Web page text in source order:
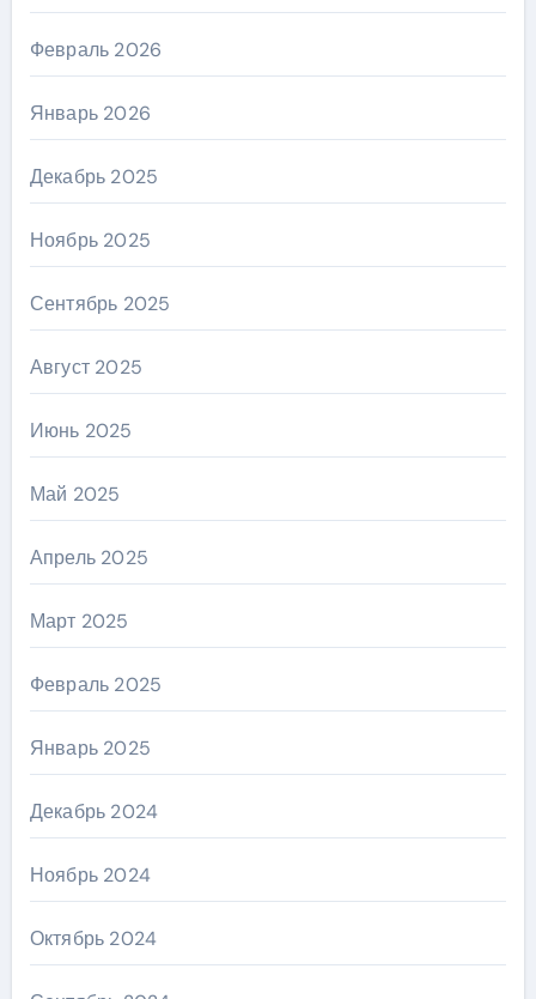
Февраль 2026
Январь 2026
Декабрь 2025
Ноябрь 2025
Сентябрь 2025
Август 2025
Июнь 2025
Май 2025
Апрель 2025
Март 2025
Февраль 2025
Январь 2025
Декабрь 2024
Ноябрь 2024
Октябрь 2024